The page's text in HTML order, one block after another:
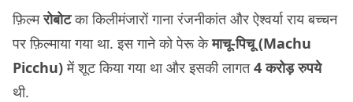
फ़िल्मरोबोटका किलीमंजारों गाना रंजनीकांत और ऐश्वर्या राय बच्चन
पर फ़िल्माया गया था. इस गाने को पेरू केमाचू-पिचू (Machu
Picchu)में शूट किया गया था और इसकी लागत4 करोड़ रुपये
थी.